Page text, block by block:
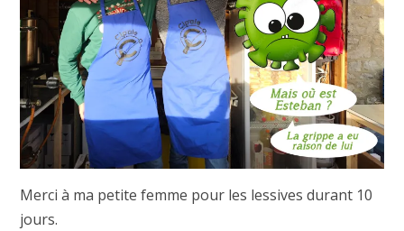
Merci à ma petite femme pour les lessives durant 10
jours.